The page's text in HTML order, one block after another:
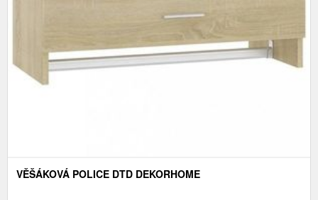
VĚŠÁKOVÁ POLICE DTD DEKORHOME